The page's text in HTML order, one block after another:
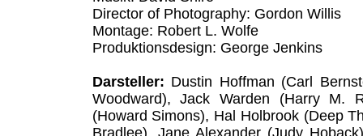
Director of Photography: Gordon Willis
Montage: Robert L. Wolfe
Produktionsdesign: George Jenkins
Darsteller: Dustin Hoffman (Carl
Woodward), Jack Warden (Harry M.
(Howard Simons), Hal Holbrook (Deep
Bradlee), Jane Alexander (Judy